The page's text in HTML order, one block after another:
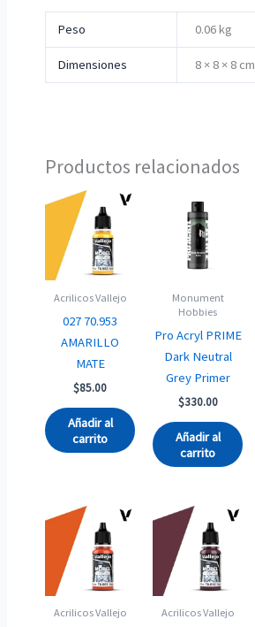
Peso 0.06 kg
Dimensiones 8 × 8 × 8 cm
Productos relacionados
Acrilicos Vallejo
027 70.953
AMARILLO
MATE
$85.00
Añadir al
carrito
Monument
Hobbies
Pro Acryl PRIME
Dark Neutral
Grey Primer
$330.00
Añadir al
carrito
Acrilicos Vallejo Acrilicos Vallejo